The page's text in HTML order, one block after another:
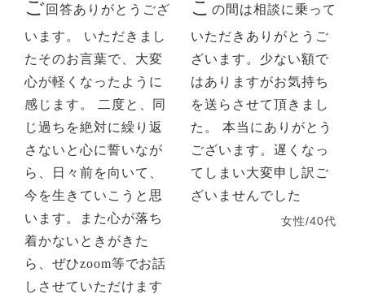
ご回答ありがとうござ
います。 いただきまし
たそのお言葉で、大変
心が軽くなったように
感じます。 二度と、同
じ過ちを絶対に繰り返
さないと心に誓いなが
ら、日々前を向いて、
今を生きていこうと思
います。また心が落ち
着かないときがきた
ら、ぜひzoom等でお話
しさせていただけます
こ の間は相談に乗って
いただきありがとうご
ざいます。少ない額で
はありますがお気持ち
を送らさせて頂きまし
た。 本当にありがとう
ございます。遅くなっ
てしまい大変申し訳ご
ざいませんでした
女性/40代